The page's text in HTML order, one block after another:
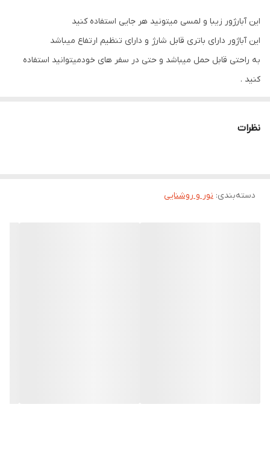
این آبارژور زیبا و لمسی میتونید هر جایی استفاده کنید
این آباژور دارای باتری قابل شارژ و دارای تنظیم ارتفاع میباشد
به راحتی قابل حمل میباشد و حتی در سفر های خودمیتوانید استفاده
کنید .
نظرات
دسته‌بندی: نور و روشنایی